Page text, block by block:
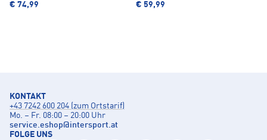
€ 74,99 € 59,99
KONTAKT
+43 7242 600 204 (zum Ortstarif)
Mo. – Fr. 08:00 – 20:00 Uhr
service.eshop@intersport.at
FOLGE UNS